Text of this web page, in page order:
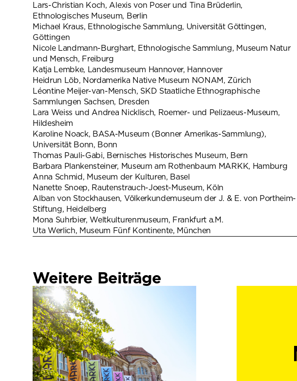
Lars-Christian Koch, Alexis von Poser und Tina Brüderlin,
Ethnologisches Museum, Berlin
Michael Kraus, Ethnologische Sammlung, Universität Göttingen,
Göttingen
Nicole Landmann-Burghart, Ethnologische Sammlung, Museum Natur
und Mensch, Freiburg
Katja Lembke, Landesmuseum Hannover, Hannover
Heidrun Löb, Nordamerika Native Museum NONAM, Zürich
Léontine Meijer-van-Mensch, SKD Staatliche Ethnographische
Sammlungen Sachsen, Dresden
Lara Weiss und Andrea Nicklisch, Roemer- und Pelizaeus-Museum,
Hildesheim
Karoline Noack, BASA-Museum (Bonner Amerikas-Sammlung),
Universität Bonn, Bonn
Thomas Pauli-Gabi, Bernisches Historisches Museum, Bern
Barbara Plankensteiner, Museum am Rothenbaum MARKK, Hamburg
Anna Schmid, Museum der Kulturen, Basel
Nanette Snoep, Rautenstrauch-Joest-Museum, Köln
Alban von Stockhausen, Völkerkundemuseum der J. & E. von Portheim-
Stiftung, Heidelberg
Mona Suhrbier, Weltkulturenmuseum, Frankfurt a.M.
Uta Werlich, Museum Fünf Kontinente, München
Weitere Beiträge